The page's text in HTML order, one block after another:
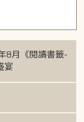
8月《閱讀書籤-
宴